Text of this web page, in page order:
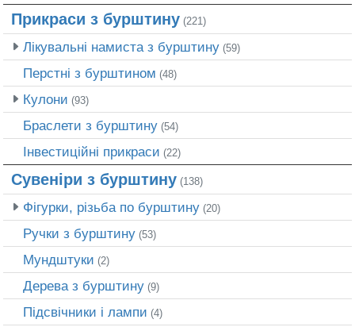
Прикраси з бурштину (221)
Лікувальні намиста з бурштину (59)
Перстні з бурштином (48)
Кулони (93)
Браслети з бурштину (54)
Інвестиційні прикраси (22)
Сувеніри з бурштину (138)
Фігурки, різьба по бурштину (20)
Ручки з бурштину (53)
Мундштуки (2)
Дерева з бурштину (9)
Підсвічники і лампи (4)